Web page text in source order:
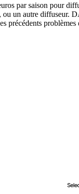
par saison pour
un autre diffuseur.
précédents